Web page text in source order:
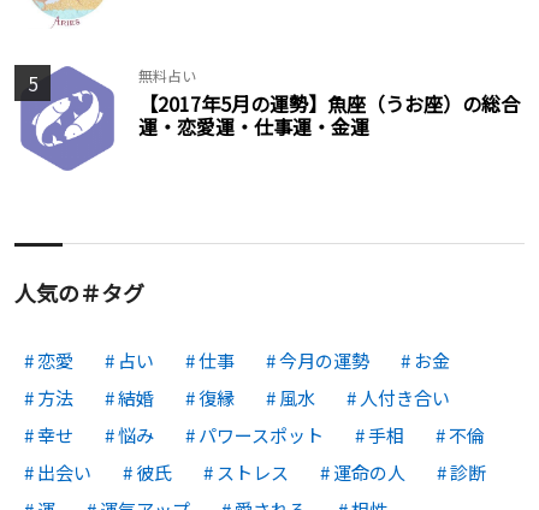
5 無料占い
【2017年5月の運勢】魚座（うお座）の総合
運・恋愛運・仕事運・金運
人気の＃タグ
恋愛 占い 仕事 今月の運勢
お金
方法
結婚 復縁 風水
人付き合い
幸せ
悩み パワースポット 手相
不倫
出会い
彼氏 ストレス 運命の人
診断